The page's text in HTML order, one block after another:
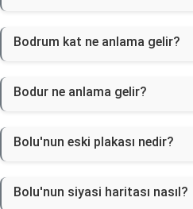
Bodrum kat ne anlama gelir?
Bodur ne anlama gelir?
Bolu'nun eski plakası nedir?
Bolu'nun siyasi haritası nasıl?